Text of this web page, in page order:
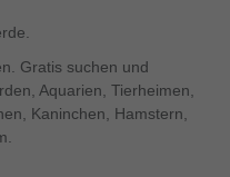
Gratis suchen und
Aquarien, Tierheimen,
Kaninchen, Hamstern,